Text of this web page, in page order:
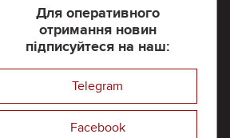
Для оперативного
отримання новин
підписуйтеся на наш:
Telegram
Facebook
тільки з письмово дозволу редакції.
усіх матеріалів, розміщених
які містять посилання на інші
або інтернет-видання, несе редакційна
пошта:
Реклама на сайті